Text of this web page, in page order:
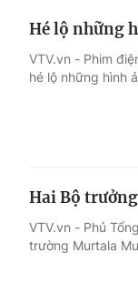
Hé lộ những
VTV.vn - Phim
hé lộ những hình
Hai Bộ
VTV.vn - Phủ
trường Murtala